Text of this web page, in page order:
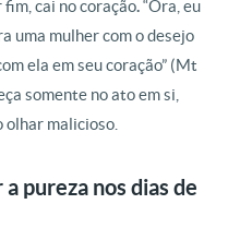
cai no coração.“Ora, eu
uma mulher com o desejo
ela em seu coração” (Mt
somente no ato em si,
olhar malicioso.
pureza nos dias de